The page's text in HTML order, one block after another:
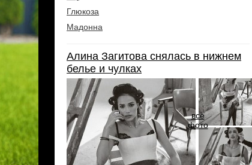
Глюкоза
Мадонна
Алина Загитова снялась в нижнем
белье и чулках
все
фото